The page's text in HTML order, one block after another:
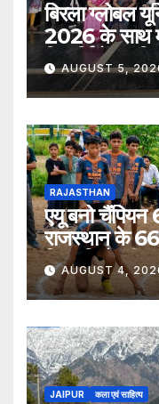
बिरला ग्लोबल
2026 के साथ
विद्यार्थियों का
AUGUST 5,
RAJASTHAN
एयू बनो चैंपियन
राजस्थान के
खिलाड़ियों की
AUGUST 4,
JAIPUR कला एवं साहित्य